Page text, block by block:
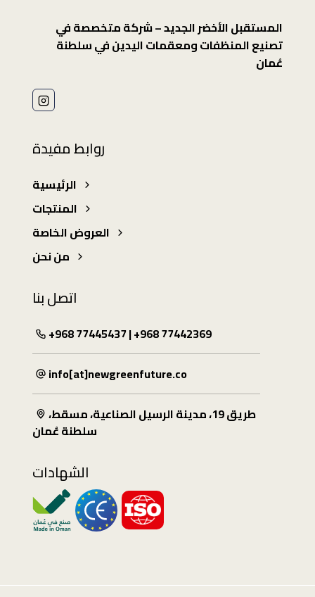
المستقبل الأخضر الجديد – شركة متخصصة في
تصنيع المنظفات ومعقمات اليدين في سلطنة
عُمان
روابط مفيدة
اتصل بنا
+968 77445437 | +968 77442369
info[at]newgreenfuture.co
سلطنة عُمان
الشهادات